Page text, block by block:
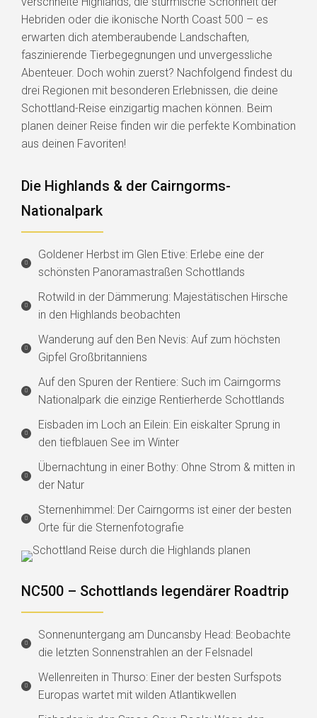
Hebriden oder die ikonische North Coast 500 – es
erwarten dich atemberaubende Landschaften,
faszinierende Tierbegegnungen und unvergessliche
Abenteuer. Doch wohin zuerst? Nachfolgend findest du
drei Regionen mit besonderen Erlebnissen, die deine
Schottland-Reise einzigartig machen können. Beim
planen deiner Reise finden wir die perfekte Kombination
aus deinen Favoriten!
Die Highlands & der Cairngorms-
Nationalpark
Goldener Herbst im Glen Etive: Erlebe eine der
schönsten Panoramastraßen Schottlands
Rotwild in der Dämmerung: Majestätischen Hirsche
in den Highlands beobachten
Wanderung auf den Ben Nevis: Auf zum höchsten
Gipfel Großbritanniens
Auf den Spuren der Rentiere: Such im Cairngorms
Nationalpark die einzige Rentierherde Schottlands
Eisbaden im Loch an Eilein: Ein eiskalter Sprung in
den tiefblauen See im Winter
Übernachtung in einer Bothy: Ohne Strom & mitten in
der Natur
Sternenhimmel: Der Cairngorms ist einer der besten
Orte für die Sternenfotografie
NC500 – Schottlands legendärer Roadtrip
Sonnenuntergang am Duncansby Head: Beobachte
die letzten Sonnenstrahlen an der Felsnadel
Wellenreiten in Thurso: Einer der besten Surfspots
Europas wartet mit wilden Atlantikwellen